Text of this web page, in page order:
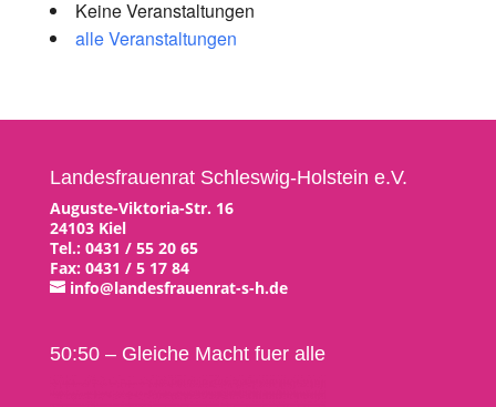
Keine Veranstaltungen
alle Veranstaltungen
Landesfrauenrat Schleswig-Holstein e.V.
Auguste-Viktoria-Str. 16
24103 Kiel
Tel.: 0431 / 55 20 65
Fax: 0431 / 5 17 84
info@landesfrauenrat-s-h.de
50:50 – Gleiche Macht fuer alle